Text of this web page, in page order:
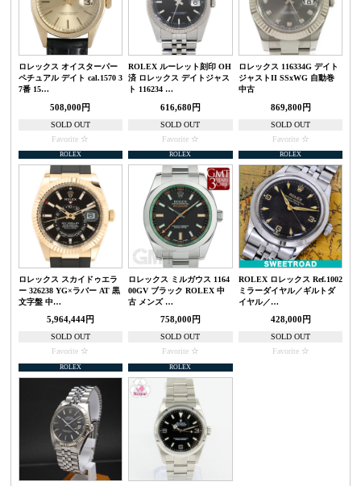
ロレックス オイスターパー
ペチュアル デイト cal.1570 3
7番 15…
508,000円
SOLD OUT
Favorite
ROLEX ルーレット刻印 OH
済 ロレックス デイトジャス
ト 116234 …
616,680円
SOLD OUT
Favorite
ロレックス 116334G デイト
ジャストII SSxWG 自動巻
中古
869,800円
SOLD OUT
Favorite
ROLEX
ロレックス スカイドゥエラ
ー 326238 YG×ラバー AT 黒
文字盤 中…
5,964,444円
SOLD OUT
Favorite
ROLEX
ロレックス ミルガウス 1164
00GV ブラック ROLEX 中
古 メンズ …
758,000円
SOLD OUT
Favorite
ROLEX
ROLEX ロレックス Ref.1002
ミラーダイヤル／ギルトダ
イヤル／…
428,000円
SOLD OUT
Favorite
ROLEX ROLEX